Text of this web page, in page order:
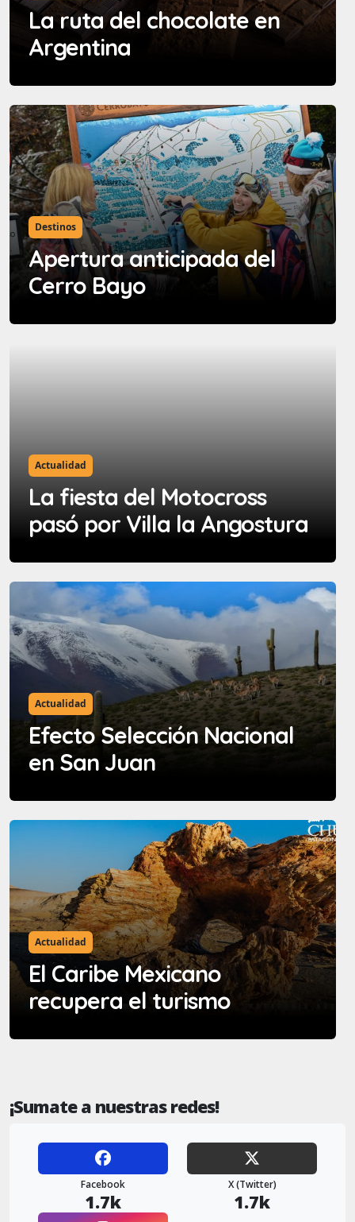
La ruta del chocolate en
Argentina
Destinos
Apertura anticipada del
Cerro Bayo
Actualidad
La fiesta del Motocross
pasó por Villa la Angostura
Actualidad
Efecto Selección Nacional
en San Juan
Actualidad
El Caribe Mexicano
recupera el turismo
¡Sumate a nuestras redes!
Facebook
1.7k
X (Twitter)
1.7k